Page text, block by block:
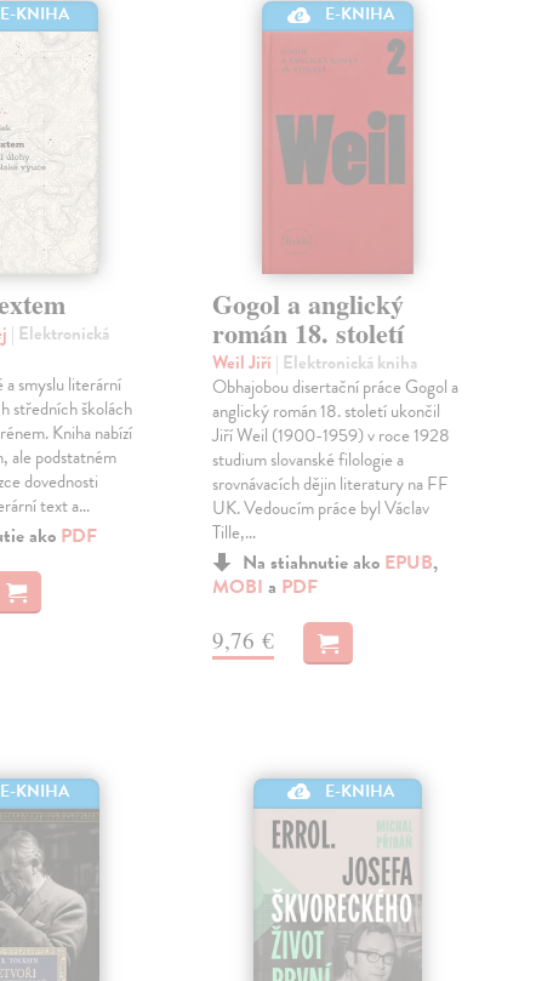
E-KNIHA
| Elektronická
a smyslu literární
středních školách
Kniha nabízí
ale podstatném
dovednosti
text a…
ako PDF
E-KNIHA
Gogol a anglický
román 18. století
Weil Jiří | Elektronická kniha
Obhajobou disertační práce Gogol a
anglický román 18. století ukončil
Jiří Weil (1900-1959) v roce 1928
studium slovanské filologie a
srovnávacích dějin literatury na FF
UK. Vedoucím práce byl Václav
Tille,…
Na stiahnutie ako EPUB,
MOBI a PDF
9,76 €
E-KNIHA E-KNIHA